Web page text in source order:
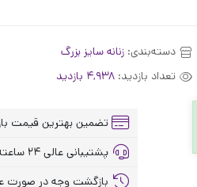
دسته‌بندی:زنانه سایز بزرگ
تعداد بازدید:4,938 بازدید
تضمین بهترین قیمت
پشتیبانی عالی ۲۴ ساعته، ۷ روز هفته
بازگشت وجه در صورت